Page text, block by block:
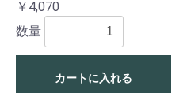
￥4,070
数量
カートに入れる